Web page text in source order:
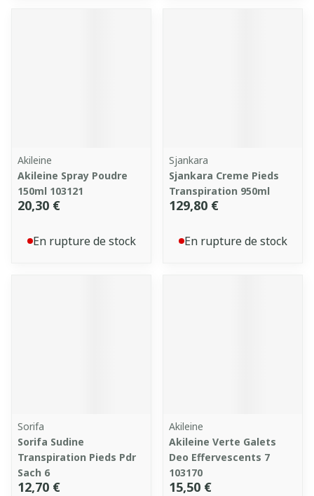
Akileine
Akileine Spray Poudre
150ml 103121
20,30 €
En rupture de stock
Sjankara
Sjankara Creme Pieds
Transpiration 950ml
129,80 €
En rupture de stock
Sorifa
Sorifa Sudine
Transpiration Pieds Pdr
Sach 6
12,70 €
Akileine
Akileine Verte Galets
Deo Effervescents 7
103170
15,50 €